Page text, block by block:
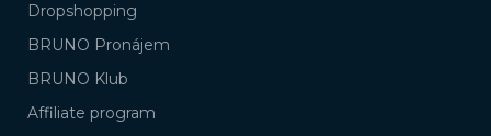
Dropshopping
BRUNO Pronájem
BRUNO Klub
Affiliate program